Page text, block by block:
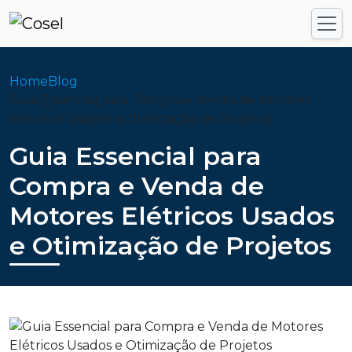
HomeBlog
Guia Essencial para Compra e Venda de Motores
Elétricos Usados e Otimização de Projetos
Guia Essencial para
Compra e Venda de
Motores Elétricos Usados
e Otimização de Projetos